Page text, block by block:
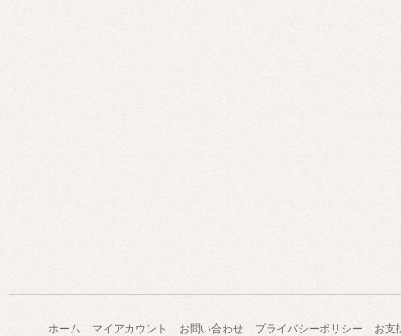
ホーム マイアカウント お問い合わせ プライバシーポリシー お支